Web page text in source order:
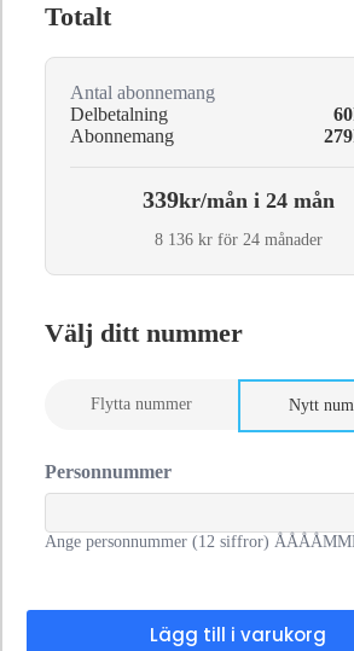
Totalt
Antal abonnemang
Delbetalning
60
Abonnemang
279
339kr/mån i 24 mån
8 136 kr för 24 månader
Välj ditt nummer
Flytta nummer Nytt
Personnummer
Ange personnummer (12 siffror)
Lägg till i varukorg